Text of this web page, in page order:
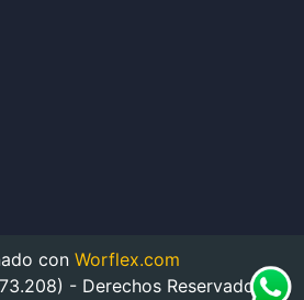
con Worflex.com
- Derechos Reservados